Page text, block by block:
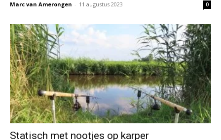
Marc van Amerongen - 11 augustus 2023 0
Statisch met nootjes op karper